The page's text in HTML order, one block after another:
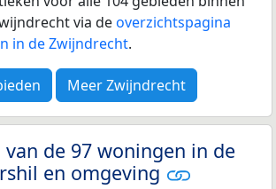
via deoverzichtspagina
in de Zwijndrecht.
Meer Zwijndrecht
van de 97 woningen in de
en omgeving